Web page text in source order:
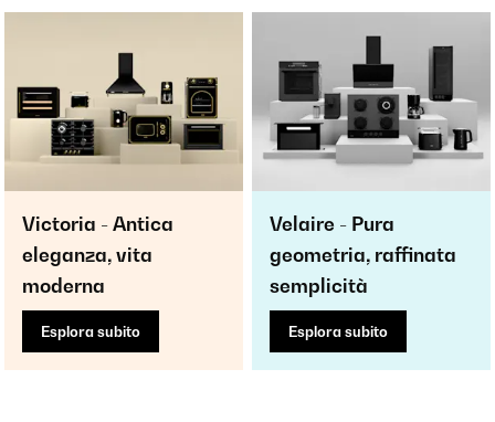
Victoria - Antica
eleganza, vita
moderna
Esplora subito
Velaire - Pura
geometria, raffinata
semplicità
Esplora subito